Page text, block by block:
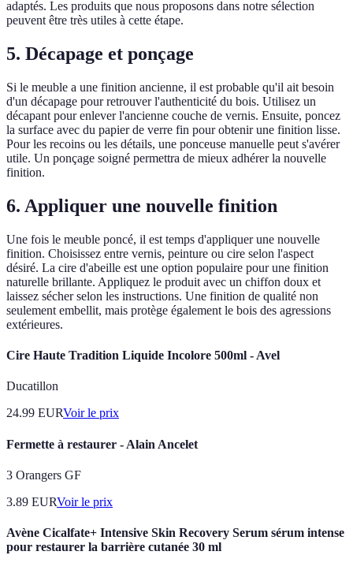
adaptés. Les produits que nous proposons dans notre sélection
peuvent être très utiles à cette étape.
5. Décapage et ponçage
Si le meuble a une finition ancienne, il est probable qu'il ait besoin
d'un décapage pour retrouver l'authenticité du bois. Utilisez un
décapant pour enlever l'ancienne couche de vernis. Ensuite, poncez
la surface avec du papier de verre fin pour obtenir une finition lisse.
Pour les recoins ou les détails, une ponceuse manuelle peut s'avérer
utile. Un ponçage soigné permettra de mieux adhérer la nouvelle
finition.
6. Appliquer une nouvelle finition
Une fois le meuble poncé, il est temps d'appliquer une nouvelle
finition. Choisissez entre vernis, peinture ou cire selon l'aspect
désiré. La cire d'abeille est une option populaire pour une finition
naturelle brillante. Appliquez le produit avec un chiffon doux et
laissez sécher selon les instructions. Une finition de qualité non
seulement embellit, mais protège également le bois des agressions
extérieures.
Cire Haute Tradition Liquide Incolore 500ml - Avel
Ducatillon
24.99 EURVoir le prix
Fermette à restaurer - Alain Ancelet
3 Orangers GF
3.89 EURVoir le prix
Avène Cicalfate+ Intensive Skin Recovery Serum sérum intense
pour restaurer la barrière cutanée 30 ml